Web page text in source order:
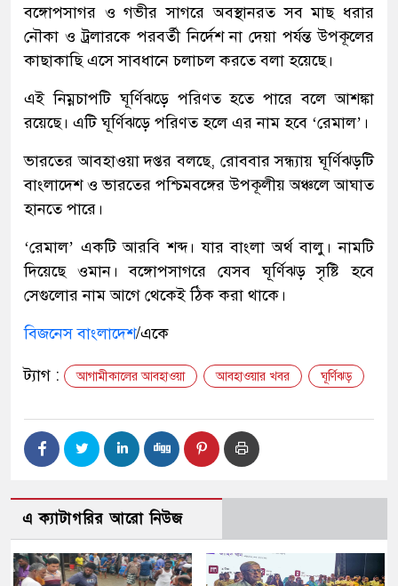
বঙ্গোপসাগর ও গভীর সাগরে অবস্থানরত সব মাছ ধরার
নৌকা ও ট্রলারকে পরবর্তী নির্দেশ না দেয়া পর্যন্ত উপকূলের
কাছাকাছি এসে সাবধানে চলাচল করতে বলা হয়েছে।
এই নিম্নচাপটি ঘূর্ণিঝড়ে পরিণত হতে পারে বলে আশঙ্কা
রয়েছে। এটি ঘূর্ণিঝড়ে পরিণত হলে এর নাম হবে ‘রেমাল’।
ভারতের আবহাওয়া দপ্তর বলছে, রোববার সন্ধ্যায় ঘূর্ণিঝড়টি
বাংলাদেশ ও ভারতের পশ্চিমবঙ্গের উপকূলীয় অঞ্চলে আঘাত
হানতে পারে।
‘রেমাল’ একটি আরবি শব্দ। যার বাংলা অর্থ বালু। নামটি
দিয়েছে ওমান। বঙ্গোপসাগরে যেসব ঘূর্ণিঝড় সৃষ্টি হবে
সেগুলোর নাম আগে থেকেই ঠিক করা থাকে।
বিজনেস বাংলাদেশ/একে
ট্যাগ : আগামীকালের আবহাওয়া আবহাওয়ার খবর ঘূর্ণিঝড়
এ ক্যাটাগরির আরো নিউজ